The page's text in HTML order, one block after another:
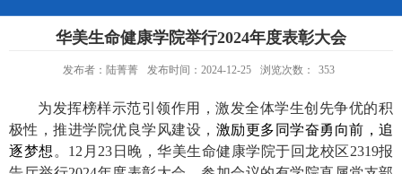
华美生命健康学院举行2024年度表彰大会
发布者：陆菁菁 发布时间：2024-12-25 浏览次数： 353
为发挥榜样示范引领作用，激发全体学生创先争优的积
极性，推进学院优良学风建设， 激励更多同学奋勇向前，追
逐梦想 。 12 月 23 日晚，华美生命健康学院于回龙校区2319报